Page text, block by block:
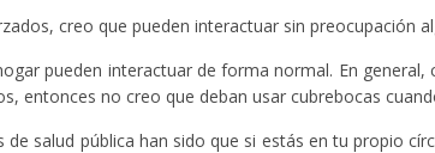
creo que pueden interactuar sin preocupación
pueden interactuar de forma normal. En general,
entonces no creo que deban usar cubrebocas
salud pública han sido que si estás en tu propio